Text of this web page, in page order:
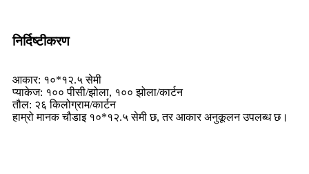
निर्दिष्टीकरण
आकार: १०*१२.५ सेमी
प्याकेज: १०० पीसी/झोला, १०० झोला/कार्टन
तौल: २६ किलोग्राम/कार्टन
हाम्रो मानक चौडाइ १०*१२.५ सेमी छ, तर आकार अनुकूलन उपलब्ध छ।